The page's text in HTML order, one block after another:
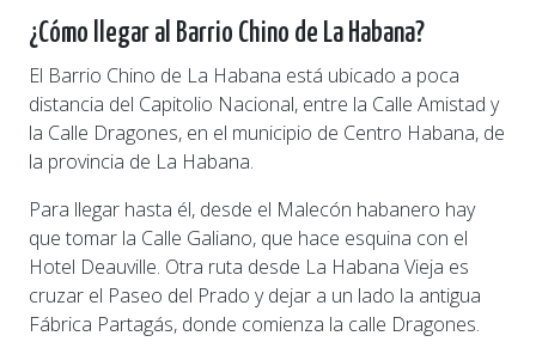
¿Cómo llegar al Barrio Chino de La Habana?
El Barrio Chino de La Habana está ubicado a poca
distancia del Capitolio Nacional, entre la Calle Amistad y
la Calle Dragones, en el municipio de Centro Habana, de
la provincia de La Habana.
Para llegar hasta él, desde el Malecón habanero hay
que tomar la Calle Galiano, que hace esquina con el
Hotel Deauville. Otra ruta desde La Habana Vieja es
cruzar el Paseo del Prado y dejar a un lado la antigua
Fábrica Partagás, donde comienza la calle Dragones.